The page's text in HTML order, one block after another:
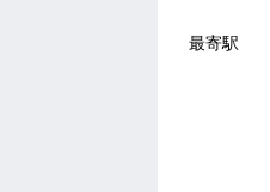
最寄駅